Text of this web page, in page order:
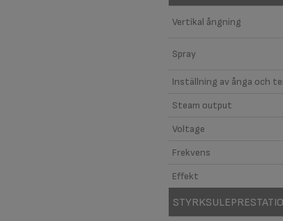
Vertikal ångning
Spray
Inställning av ånga och
Steam output
Voltage
Frekvens
Effekt